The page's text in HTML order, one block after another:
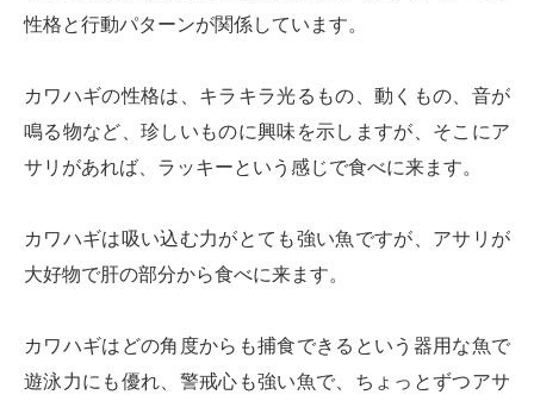
性格と行動パターンが関係しています。
カワハギの性格は、キラキラ光るもの、動くもの、音が
鳴る物など、珍しいものに興味を示しますが、そこにア
サリがあれば、ラッキーという感じで食べに来ます。
カワハギは吸い込む力がとても強い魚ですが、アサリが
大好物で肝の部分から食べに来ます。
カワハギはどの角度からも捕食できるという器用な魚で
遊泳力にも優れ、警戒心も強い魚で、ちょっとずつアサ